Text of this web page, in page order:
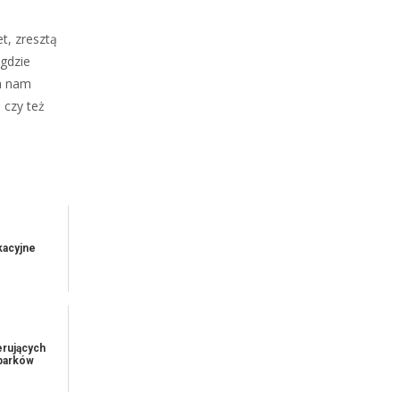
zresztą
nam
też